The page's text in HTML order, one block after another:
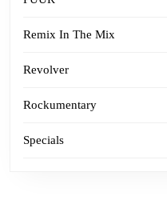
Remix In The Mix
Revolver
Rockumentary
Specials